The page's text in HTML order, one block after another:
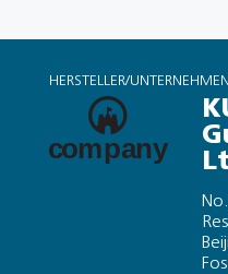
HERSTELLER/